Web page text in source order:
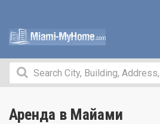
Аренда в Майами